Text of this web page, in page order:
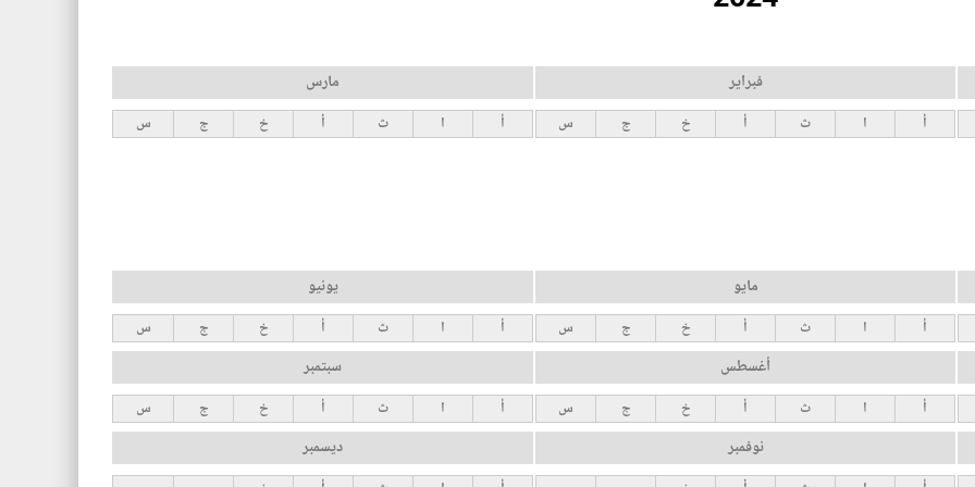
فبراير
أ ا ث أ خ ج س
مارس
أ ا ث أ خ ج س
مايو
أ ا ث أ خ ج س
يونيو
أ ا ث أ خ ج س
أغسطس
أ ا ث أ خ ج س
سبتمبر
أ ا ث أ خ ج س
نوفمبر ديسمبر